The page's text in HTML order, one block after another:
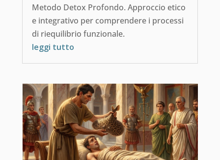
Metodo Detox Profondo. Approccio etico
e integrativo per comprendere i processi
di riequilibrio funzionale.
leggi tutto